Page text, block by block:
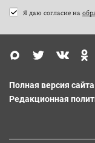
Я даю согласие на
Полная версия сайта
Редакционная